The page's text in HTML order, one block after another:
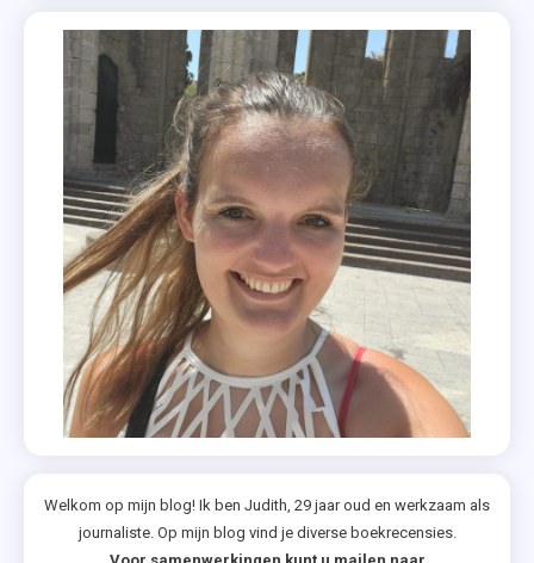
Welkom op mijn blog! Ik ben Judith, 29 jaar oud en werkzaam als
journaliste. Op mijn blog vind je diverse boekrecensies.